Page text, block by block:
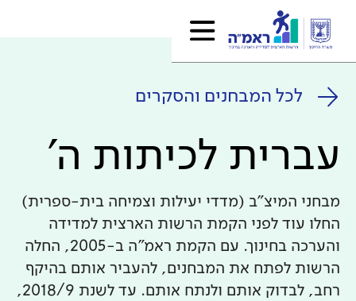
לכל המבחנים והסקרים
עברית לכיתות ה'
מבחני המיצ"ב (מדדי יעילות וצמיחה בית-ספרית)
החלו עוד לפני הקמת הרשות הארצית למדידה
והערכה בחינוך. עם הקמת ראמ"ה ב-2005, החלה
הרשות לפתח את המבחנים, להעביר אותם בהיקף
רחב, לבדוק אותם ולנתח אותם. עד לשנת 2018/9,